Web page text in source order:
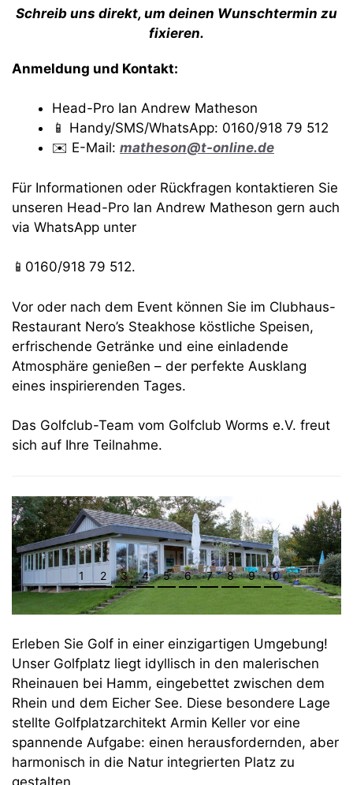
Schreib uns direkt, um deinen Wunschtermin zu
fixieren.
Anmeldung und Kontakt:
Head-Pro Ian Andrew Matheson
📱 Handy/SMS/WhatsApp: 0160/918 79 512
✉️ E-Mail: matheson@t-online.de
Für Informationen oder Rückfragen kontaktieren Sie
unseren Head-Pro Ian Andrew Matheson gern auch
via WhatsApp unter
📱0160/918 79 512.
Vor oder nach dem Event können Sie im Clubhaus-
Restaurant Nero’s Steakhose köstliche Speisen,
erfrischende Getränke und eine einladende
Atmosphäre genießen – der perfekte Ausklang
eines inspirierenden Tages.
Das Golfclub-Team vom Golfclub Worms e.V. freut
sich auf Ihre Teilnahme.
1 2 3 4 5 6 7 8 9 10
Erleben Sie Golf in einer einzigartigen Umgebung!
Unser Golfplatz liegt idyllisch in den malerischen
Rheinauen bei Hamm, eingebettet zwischen dem
Rhein und dem Eicher See. Diese besondere Lage
stellte Golfplatzarchitekt Armin Keller vor eine
spannende Aufgabe: einen herausfordernden, aber
harmonisch in die Natur integrierten Platz zu